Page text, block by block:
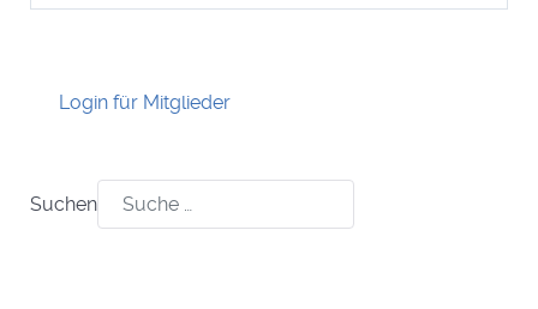
Login für Mitglieder
Suchen